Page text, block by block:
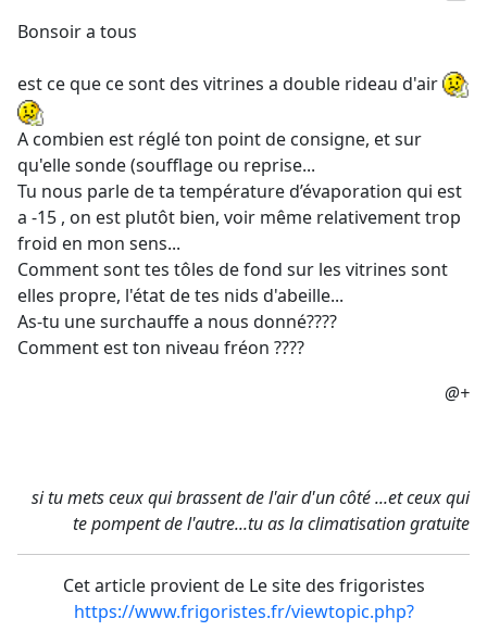
Bonsoir a tous
est ce que ce sont des vitrines a double rideau d'air
A combien est réglé ton point de consigne, et sur
qu'elle sonde (soufflage ou reprise...
Tu nous parle de ta température d’évaporation qui est
a -15 , on est plutôt bien, voir même relativement trop
froid en mon sens...
Comment sont tes tôles de fond sur les vitrines sont
elles propre, l'état de tes nids d'abeille...
As-tu une surchauffe a nous donné????
Comment est ton niveau fréon ????
@+
si tu mets ceux qui brassent de l'air d'un côté ...et ceux qui
te pompent de l'autre...tu as la climatisation gratuite
Cet article provient de Le site des frigoristes
https://www.frigoristes.fr/viewtopic.php?